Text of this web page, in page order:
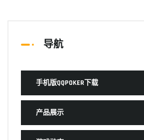
导航
手机版QQPOKER下载
产品展示